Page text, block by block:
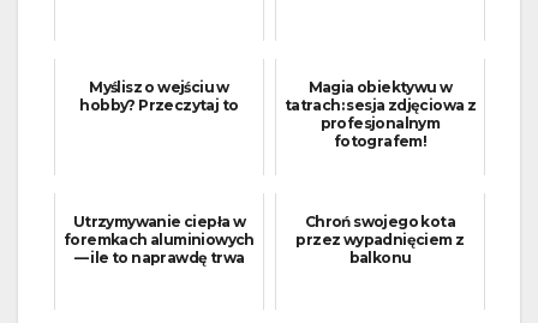
Myślisz o wejściu w
hobby? Przeczytaj to
Magia obiektywu w
tatrach: sesja zdjęciowa z
profesjonalnym
fotografem!
Utrzymywanie ciepła w
foremkach aluminiowych
— ile to naprawdę trwa
Chroń swojego kota
przez wypadnięciem z
balkonu